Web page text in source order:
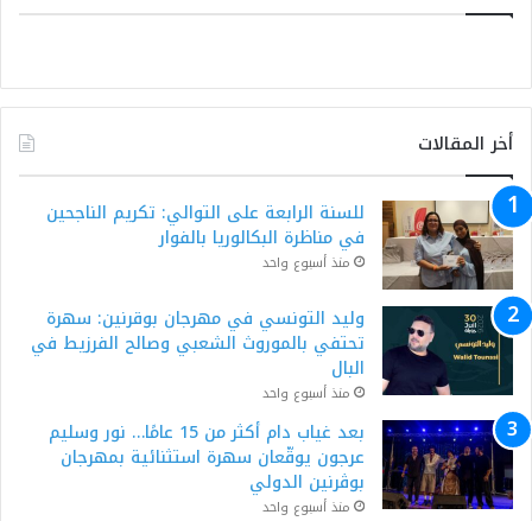
أخر المقالات
للسنة الرابعة على التوالي: تكريم الناجحين
في مناظرة البكالوريا بالفوار
منذ أسبوع واحد
وليد التونسي في مهرجان بوقرنين: سهرة
تحتفي بالموروث الشعبي وصالح الفرزيط في
البال
منذ أسبوع واحد
بعد غياب دام أكثر من 15 عامًا… نور وسليم
عرجون يوقّعان سهرة استثنائية بمهرجان
بوڨرنين الدولي
منذ أسبوع واحد